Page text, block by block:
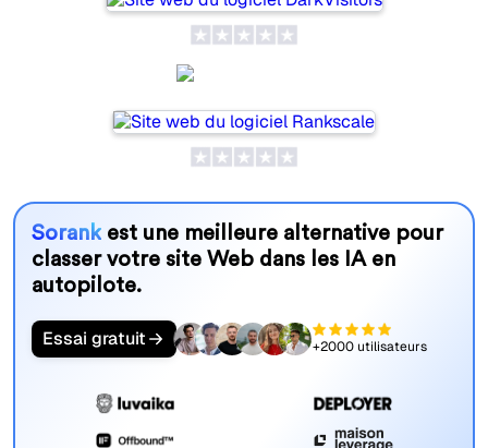
Sorankest une meilleure alternative pour
classer votre site Web dans les IA en
autopilote.
Essai gratuit +2000 utilisateurs